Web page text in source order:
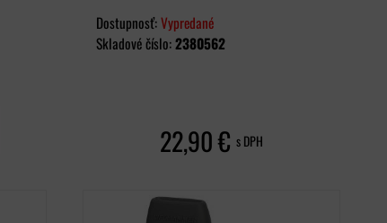
Dostupnosť:Vypredané
Skladové číslo:2380562
22,90 €s DPH